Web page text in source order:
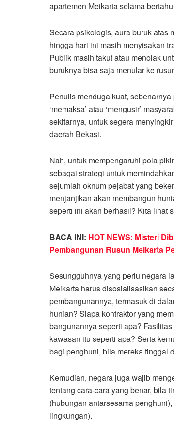
apartemen Meikarta selama
Secara psikologis, aura buruk atas
hingga hari ini masih menyisakan
Publik masih takut atau menolak
buruknya bisa saja menular ke
Penulis menduga kuat,
‘memaksa’ atau ‘mengusir’
sekitarnya, untuk segera
daerah Bekasi.
Nah, untuk mempengaruhi pola
sebagai strategi untuk
sejumlah oknum pejabat yang
menjanjikan akan membangun
seperti ini akan berhasil? Kita lihat
BACA INI: HOT NEWS: Misteri
Pembangunan Rusun Meikarta
Sesungguhnya yang perlu negara
Meikarta harus disosialisasikan
pembangunannya, termasuk di
hunian? Siapa kontraktor yang
bangunannya seperti apa?
kawasan itu seperti apa? Serta
bagi penghuni, bila mereka tinggal
Kemudian, negara juga wajib
tentang cara-cara yang benar, bila
(hubungan antarsesama
lingkungan).